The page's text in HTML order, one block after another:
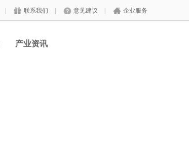
联系我们 意见建议 企业服务
产业资讯